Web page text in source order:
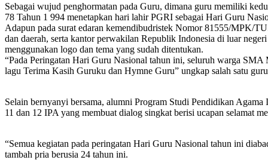
Sebagai wujud penghormatan pada Guru, dimana guru memiliki
78 Tahun 1 994 menetapkan hari lahir PGRI sebagai Hari Guru
Adapun pada surat edaran kemendibudristek Nomor 81555/MPK/
dan daerah, serta kantor perwakilan Republik Indonesia di luar
menggunakan logo dan tema yang sudah ditentukan.
“Pada Peringatan Hari Guru Nasional tahun ini, seluruh warga
lagu Terima Kasih Guruku dan Hymne Guru” ungkap salah satu
Selain bernyanyi bersama, alumni Program Studi Pendidikan
11 dan 12 IPA yang membuat dialog singkat berisi ucapan selamat
“Semua kegiatan pada peringatan Hari Guru Nasional tahun ini
tambah pria berusia 24 tahun ini.